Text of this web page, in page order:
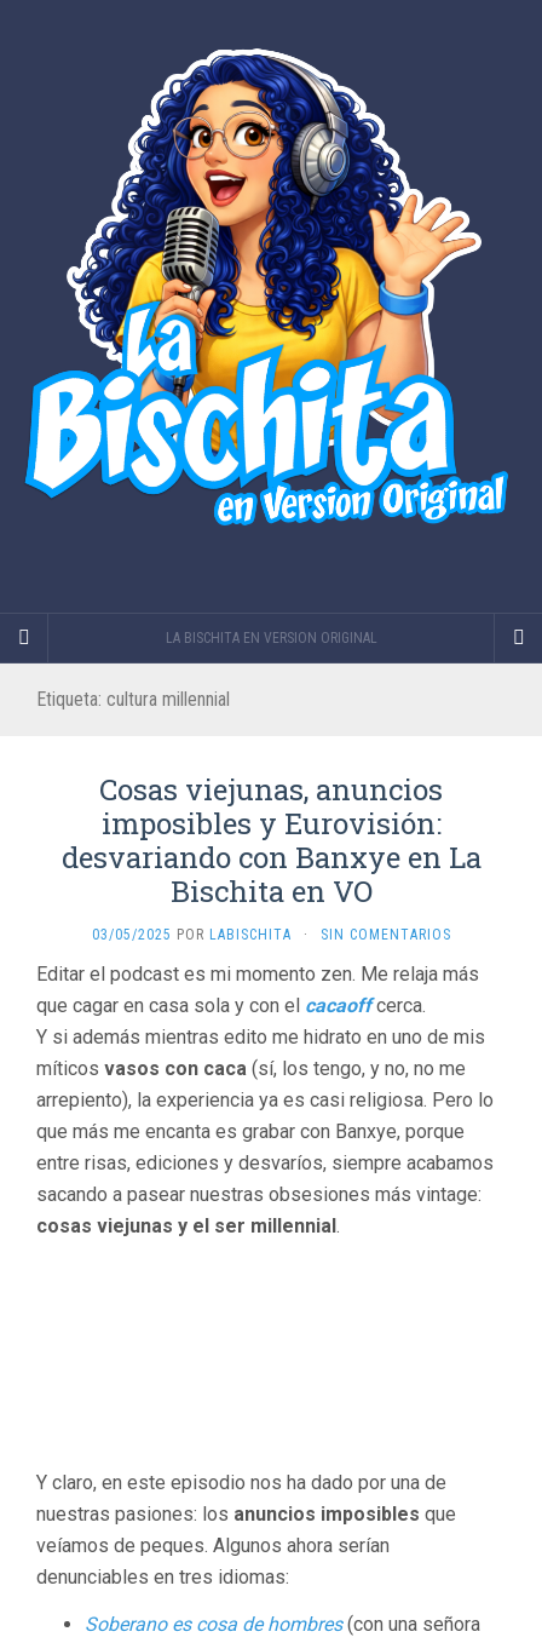
LA BISCHITA EN VERSION ORIGINAL
Etiqueta: cultura millennial
Cosas viejunas, anuncios
imposibles y Eurovisión:
desvariando con Banxye en La
Bischita en VO
03/05/2025 POR LABISCHITA · SIN COMENTARIOS
Editar el podcast es mi momento zen. Me relaja más
que cagar en casa sola y con el cacaoffcerca.
Y si además mientras edito me hidrato en uno de mis
míticos vasos con caca (sí, los tengo, y no, no me
arrepiento), la experiencia ya es casi religiosa. Pero lo
que más me encanta es grabar con Banxye, porque
entre risas, ediciones y desvaríos, siempre acabamos
sacando a pasear nuestras obsesiones más vintage:
cosas viejunas y el ser millennial .
Y claro, en este episodio nos ha dado por una de
nuestras pasiones: los anuncios imposibles que
veíamos de peques. Algunos ahora serían
denunciables en tres idiomas:
Soberano es cosa de hombres(con una señora